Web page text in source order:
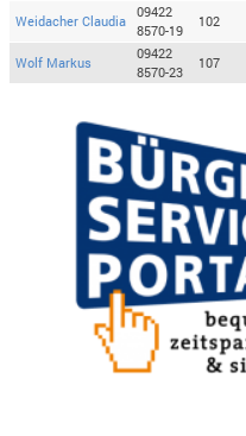
Weidacher Claudia
09422
8570-19
102
Wolf Markus
09422
8570-23
107